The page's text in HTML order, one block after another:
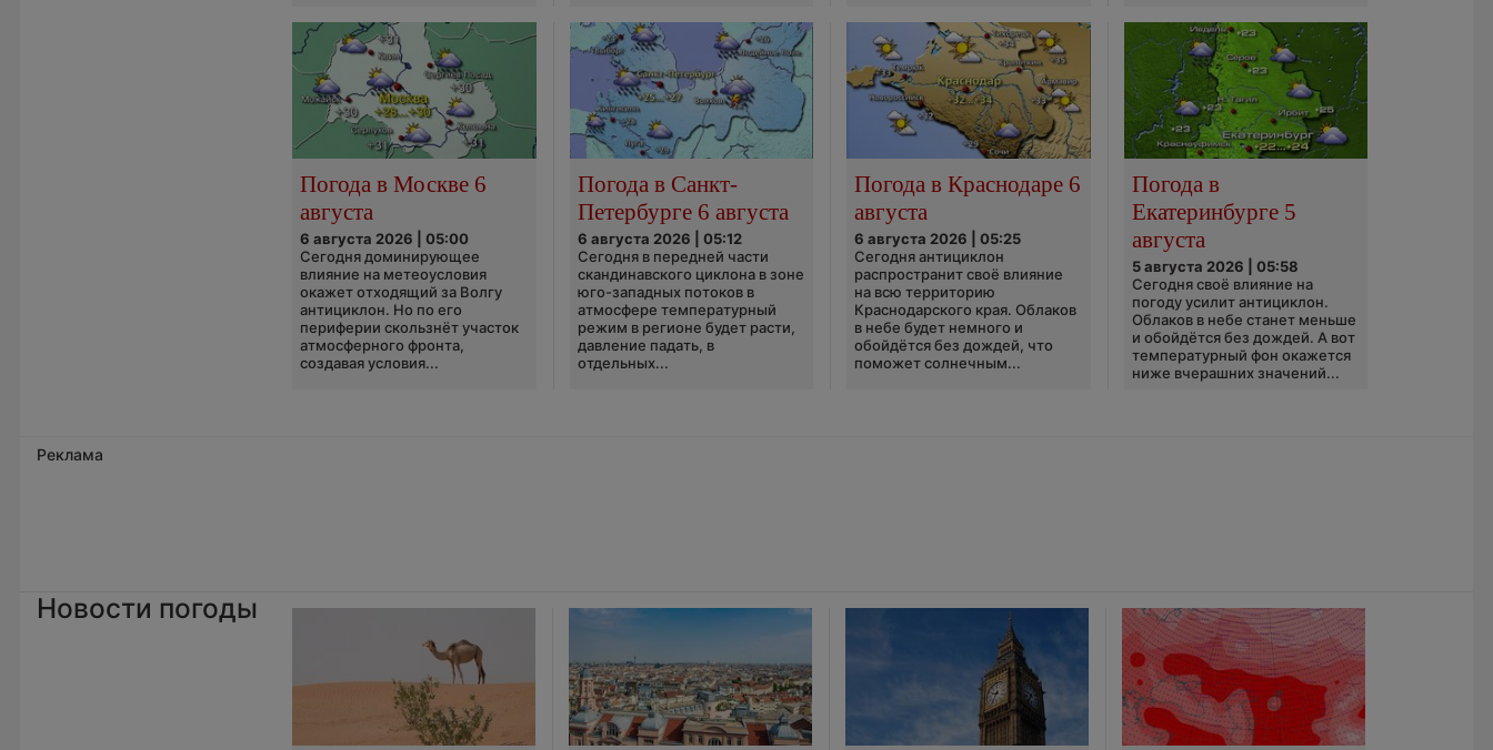
Погода в Москве 6
августа
6 августа 2026 | 05:00
Сегодня доминирующее
влияние на метеоусловия
окажет отходящий за Волгу
антициклон. Но по его
периферии скользнёт участок
атмосферного фронта,
создавая условия...
Погода в Санкт-
Петербурге 6 августа
6 августа 2026 | 05:12
Сегодня в передней части
скандинавского циклона в зоне
юго-западных потоков в
атмосфере температурный
режим в регионе будет расти,
давление падать, в
отдельных...
Погода в Краснодаре 6
августа
6 августа 2026 | 05:25
Сегодня антициклон
распространит своё влияние
на всю территорию
Краснодарского края. Облаков
в небе будет немного и
обойдётся без дождей, что
поможет солнечным...
Погода в
Екатеринбурге 5
августа
5 августа 2026 | 05:58
Сегодня своё влияние на
погоду усилит антициклон.
Облаков в небе станет меньше
и обойдётся без дождей. А вот
температурный фон окажется
ниже вчерашних значений...
Реклама
Новости погоды